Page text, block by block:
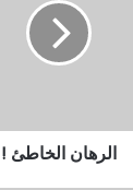
الرهان الخاطئ !